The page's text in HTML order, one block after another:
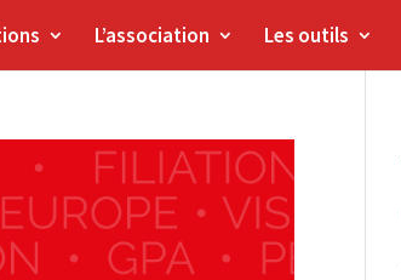
L’association Les outils